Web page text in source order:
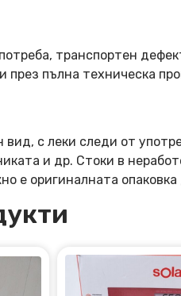
транспортен
пълна техническа
с леки следи от
и др. Стоки в
е оригиналната